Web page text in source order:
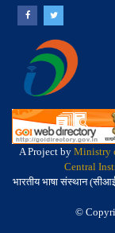
A Project by Ministry
Central
भारतीय भाषा संस्थान
©